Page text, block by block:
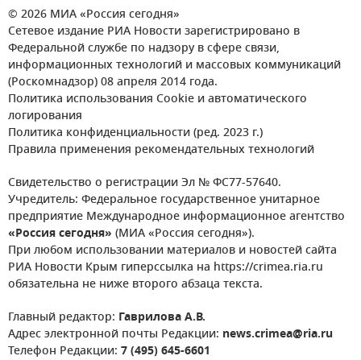
© 2026 МИА «Россия сегодня»
Сетевое издание РИА Новости зарегистрировано в
Федеральной службе по надзору в сфере связи,
информационных технологий и массовых коммуникаций
(Роскомнадзор) 08 апреля 2014 года.
Политика использования Cookie и автоматического
логирования
Политика конфиденциальности (ред. 2023 г.)
Правила применения рекомендательных технологий
Свидетельство о регистрации Эл № ФС77-57640.
Учредитель: Федеральное государственное унитарное
предприятие Международное информационное агентство
«Россия сегодня» (МИА «Россия сегодня»).
При любом использовании материалов и новостей сайта
РИА Новости Крым гиперссылка на https://crimea.ria.ru
обязательна не ниже второго абзаца текста.
Главный редактор: Гаврилова А.В.
Адрес электронной почты Редакции: news.crimea@ria.ru
Телефон Редакции: 7 (495) 645-6601